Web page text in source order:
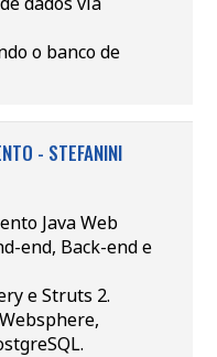
o banco de
- STEFANINI
Java Web
end, Back-end e
e Struts 2.